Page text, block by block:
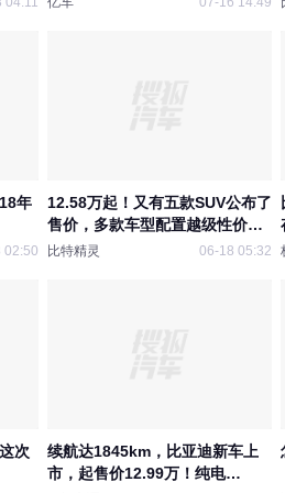
年
02:50
12.58万起！又有五款SUV公布了
售价，多款车型配置越级性价比
拉满，哪一款才是你心仪的购车
比特精灵 06-18 05:32
次
续航达1845km，比亚迪新车上
市，起售价12.99万！纯电